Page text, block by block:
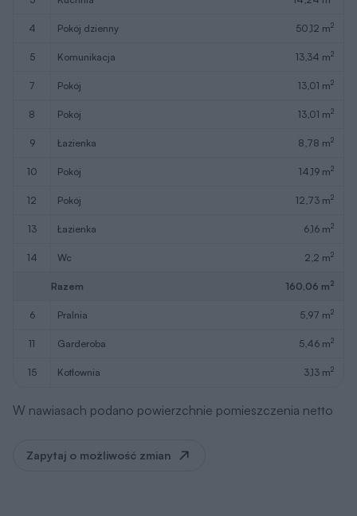
4 pokój dzienny 50,12 m2
5 komunikacja 13,34 m2
7 pokój 13,01 m2
8 pokój 13,01 m2
9 łazienka 8,78 m2
10 pokój 14,19 m2
12 pokój 12,73 m2
13 łazienka 6,16 m2
14 wc 2,2 m2
Razem 160,06 m2
6 pralnia 5,97 m2
11 garderoba 5,46 m2
15 kotłownia 3,13 m2
W nawiasach podano powierzchnie pomieszczenia netto
Zapytaj o możliwość zmian